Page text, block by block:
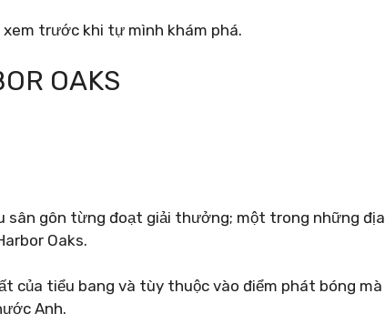
trước khi tự mình khám phá.
OAKS
sân gôn từng đoạt giải thưởng; một trong những địa
Oaks.
của tiểu bang và tùy thuộc vào điểm phát bóng mà
Anh.